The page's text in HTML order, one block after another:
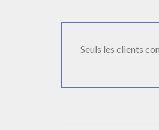
Seuls les clients